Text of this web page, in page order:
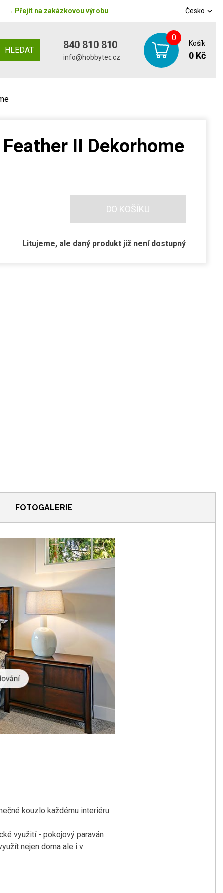
→ Přejít na zakázkovou výrobu Česko
HLEDAT 840 810 810
info@hobbytec.cz
0
Košík
0 Kč
II Dekorhome
DO KOŠÍKU
Litujeme, ale daný produkt již není dostupný
FOTOGALERIE
kouzlo každému interiéru.
využití - pokojový paraván
nejen doma ale i v